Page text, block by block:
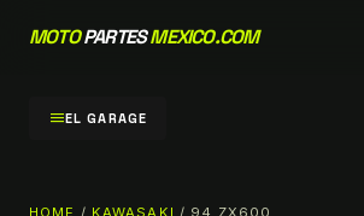
MOTOPARTESMEXICO.COM
menuEL GARAGE
HOME / KAWASAKI / 94 ZX600